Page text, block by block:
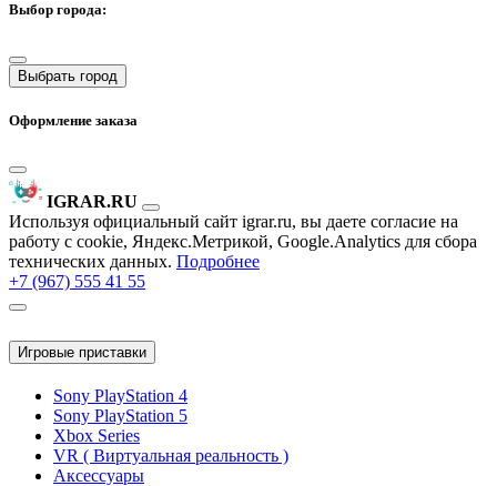
Выбор города:
Выбрать город
Оформление заказа
IGRAR.RU
Используя официальный сайт igrar.ru, вы даете согласие на
работу с cookie, Яндекс.Метрикой, Google.Analytics для сбора
технических данных. Подробнее
+7 (967) 555 41 55
Игровые приставки
Sony PlayStation 4
Sony PlayStation 5
Xbox Series
VR ( Виртуальная реальность )
Аксессуары